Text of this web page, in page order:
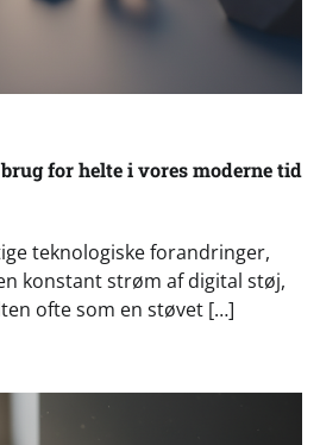
for helte i vores moderne tid
teknologiske forandringer,
konstant strøm af digital støj,
ofte som en støvet […]